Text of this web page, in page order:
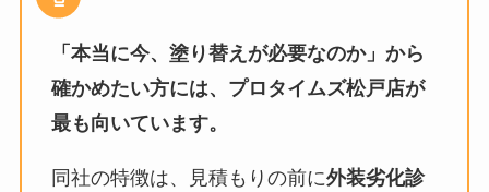
「本当に今、塗り替えが必要なのか」から
確かめたい方には、プロタイムズ松戸店が
最も向いています。
同社の特徴は、見積もりの前に外装劣化診